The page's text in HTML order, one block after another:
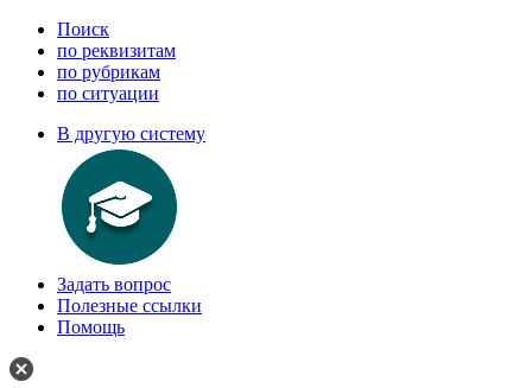
Поиск
по реквизитам
по рубрикам
по ситуации
В другую систему
Задать вопрос
Полезные ссылки
Помощь